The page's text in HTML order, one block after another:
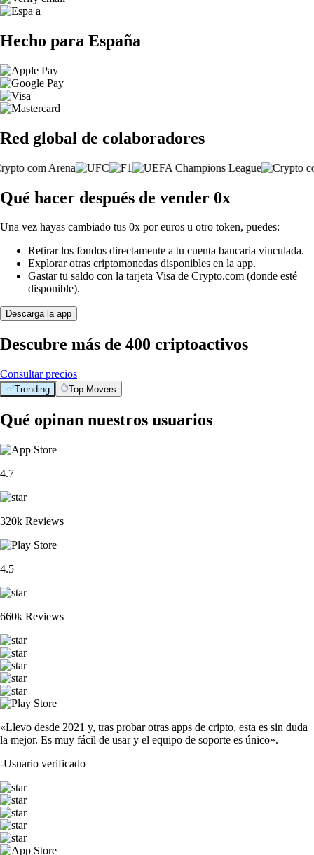
Hecho para España
Red global de colaboradores
Qué hacer después de vender 0x
Una vez hayas cambiado tus 0x por euros u otro token, puedes:
Retirar los fondos directamente a tu cuenta bancaria vinculada.
Explorar otras criptomonedas disponibles en la app.
Gastar tu saldo con la tarjeta Visa de Crypto.com (donde esté
disponible).
Descarga la app
Descubre más de 400 criptoactivos
Consultar precios
Trending Top Movers
Qué opinan nuestros usuarios
4.7
320k Reviews
4.5
660k Reviews
«Llevo desde 2021 y, tras probar otras apps de cripto, esta es sin duda
la mejor. Es muy fácil de usar y el equipo de soporte es único».
-Usuario verificado